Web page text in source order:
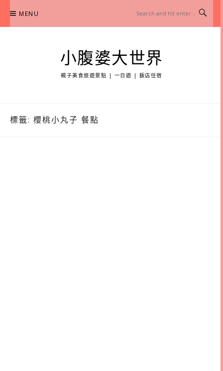
content
MENU
小腹婆大世界
親子美食旅遊景點 | 一日遊 | 飯店住宿
標籤: 櫻桃小丸子 餐點